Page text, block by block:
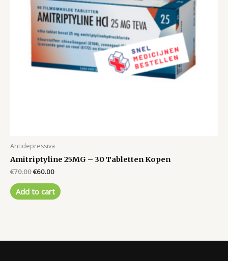
Antidepressiva
Amitriptyline 25MG – 30 Tabletten Kopen
€70.00Original
was:
€70.00.
€60.00Current
is:
€60.00.
Add to cart